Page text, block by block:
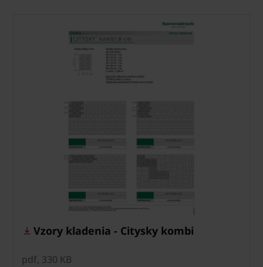
Vzory kladenia - Citysky kombi
pdf, 330 KB